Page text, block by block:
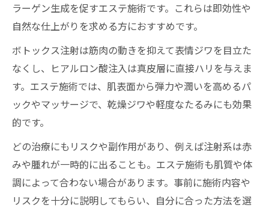
ラーゲン生成を促すエステ施術です。これらは即効性や
自然な仕上がりを求める方におすすめです。
ボトックス注射は筋肉の動きを抑えて表情ジワを目立た
なくし、ヒアルロン酸注入は真皮層に直接ハリを与えま
す。エステ施術では、肌表面から弾力や潤いを高めるパ
ックやマッサージで、乾燥ジワや軽度なたるみにも効果
的です。
どの治療にもリスクや副作用があり、例えば注射系は赤
みや腫れが一時的に出ることも。エステ施術も肌質や体
調によって合わない場合があります。事前に施術内容や
リスクを十分に説明してもらい、自分に合った方法を選